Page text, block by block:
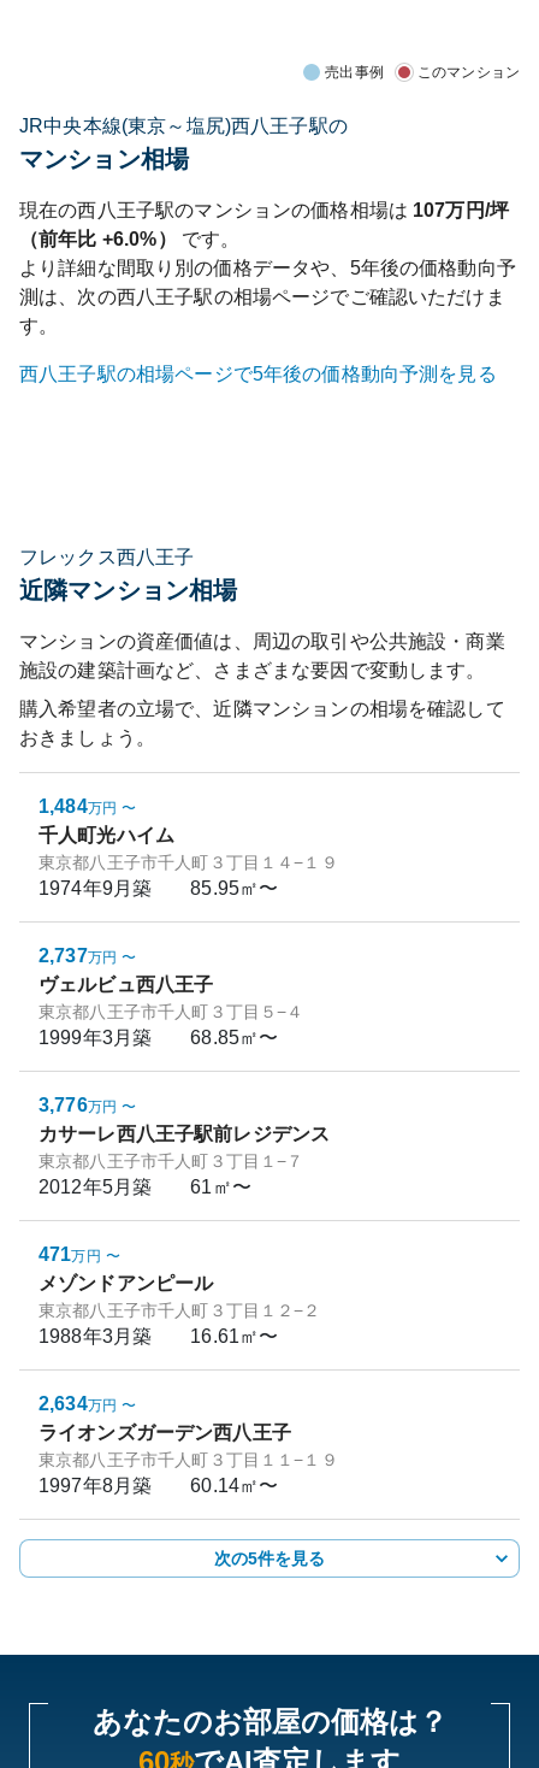
売出事例 このマンション
JR中央本線(東京～塩尻)西八王子駅の
マンション相場
現在の西八王子駅のマンションの価格相場は 107万円/坪
（前年比 +6.0%）
です。
より詳細な間取り別の価格データや、5年後の価格動向予
測は、次の西八王子駅の相場ページでご確認いただけま
す。
西八王子駅の相場ページで5年後の価格動向予測を見る
フレックス西八王子
近隣マンション相場
マンションの資産価値は、周辺の取引や公共施設・商業
施設の建築計画など、さまざまな要因で変動します。
購入希望者の立場で、近隣マンションの相場を確認して
おきましょう。
1,484万円 〜
千人町光ハイム
東京都八王子市千人町３丁目１４−１９
1974年9月築 85.95㎡〜
2,737万円 〜
ヴェルビュ西八王子
東京都八王子市千人町３丁目５−４
1999年3月築 68.85㎡〜
3,776万円 〜
カサーレ西八王子駅前レジデンス
東京都八王子市千人町３丁目１−７
2012年5月築 61㎡〜
471万円 〜
メゾンドアンピール
東京都八王子市千人町３丁目１２−２
1988年3月築 16.61㎡〜
2,634万円 〜
ライオンズガーデン西八王子
東京都八王子市千人町３丁目１１−１９
1997年8月築 60.14㎡〜
次の5件を見る
あなたのお部屋の価格は？
60
でAI査定します